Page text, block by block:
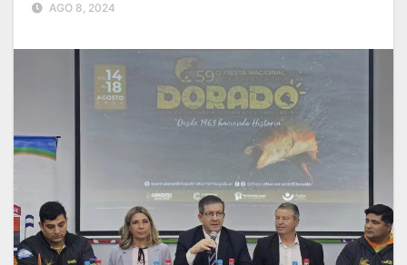
AGO 8, 2024